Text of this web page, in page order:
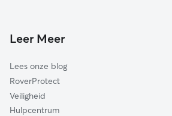
Stein
Voerendaal
Schinnen
Sittard-Geleen
Leer Meer
Lees onze blog
RoverProtect
Veiligheid
Hulpcentrum